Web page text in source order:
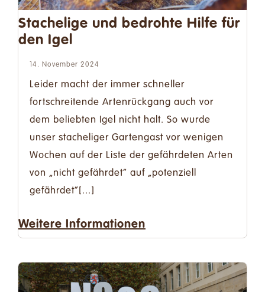
Stachelige und bedrohte Hilfe für
den Igel
14. November 2024
Leider macht der immer schneller
fortschreitende Artenrückgang auch vor
dem beliebten Igel nicht halt. So wurde
unser stacheliger Gartengast vor wenigen
Wochen auf der Liste der gefährdeten Arten
von „nicht gefährdet“ auf „potenziell
gefährdet“[...]
Weitere Informationen